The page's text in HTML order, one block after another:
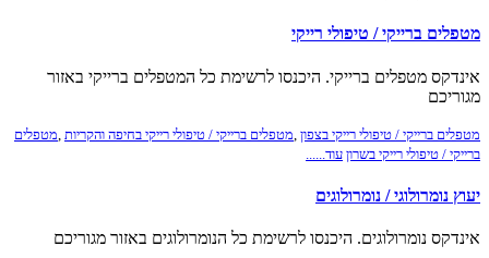
מטפלים ברייקי / טיפולי רייקי
אינדקס מטפלים ברייקי. היכנסו לרשימת כל המטפלים ברייקי באזור
מגוריכם
מטפלים ברייקי / טיפולי רייקי בצפון מטפלים ברייקי / טיפולי רייקי בחיפה והקריות מטפלים
ברייקי / טיפולי רייקי בשרון עוד......
יעוץ נומרולוגי / נומרולוגים
אינדקס נומרולוגים. היכנסו לרשימת כל הנומרולוגים באזור מגוריכם